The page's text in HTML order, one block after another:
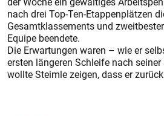
nach drei Top-Ten-Etappenplätzen
Gesamtklassements und
Equipe beendete.
Die Erwartungen waren – wie er
ersten längeren Schleife nach
wollte Steimle zeigen, dass er zurück